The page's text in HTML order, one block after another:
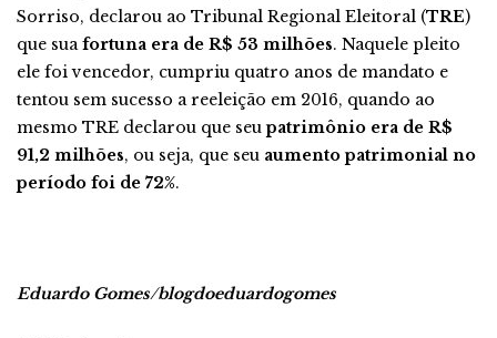
Sorriso, declarou ao Tribunal Regional Eleitoral (TRE)
que suafortuna era de R$ 53 milhões. Naquele pleito
ele foi vencedor, cumpriu quatro anos de mandato e
tentou sem sucesso a reeleição em 2016, quando ao
mesmo TRE declarou que seupatrimônio era de R$
91,2 milhões, ou seja, que seu aumento patrimonial no
período foi de 72%.
Eduardo Gomes/blogdoeduardogomes